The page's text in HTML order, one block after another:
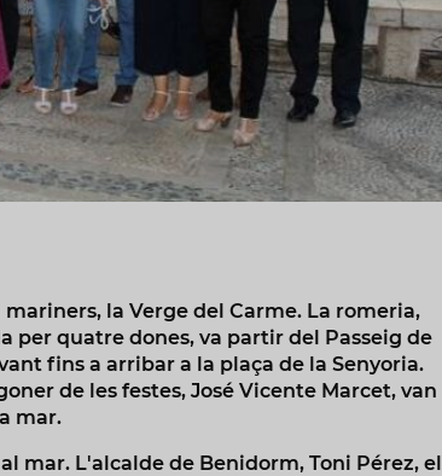
la Verge del Carme. La romeria,
per quatre dones, va partir del Passeig de
fins a arribar a la plaça de la Senyoria.
de les festes, José Vicente Marcet, van
mar.
mar. L'alcalde de Benidorm, Toni Pérez, el